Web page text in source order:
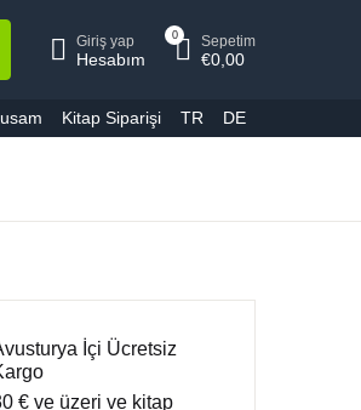
Giriş yap
Hesabım
0 Sepetim
€0,00
Kitap Siparişi TR DE
Kapat
Kapat
İçi Ücretsiz
€ ve üzeri ve kitap